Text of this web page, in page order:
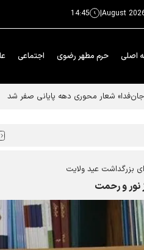
|
14:45
اصلی حرم مطهر رضوی اجتماعی
شعار محوری دهه پایانی صفر شد
بزرگداشت عید ولایت
نور و رحمت